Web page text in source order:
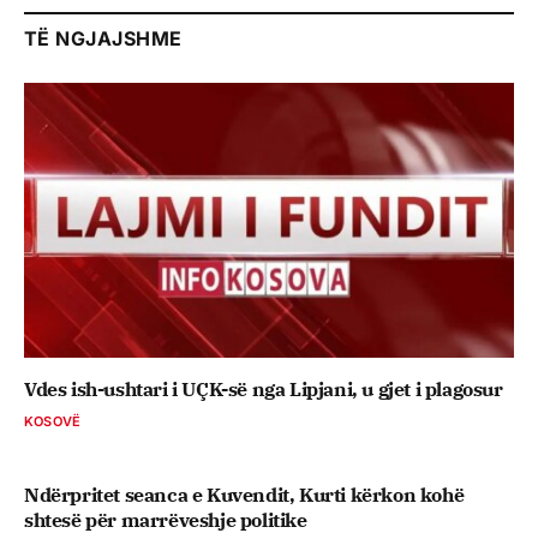
TË NGJAJSHME
Vdes ish-ushtari i UÇK-së nga Lipjani, u gjet i plagosur
KOSOVË
Ndërpritet seanca e Kuvendit, Kurti kërkon kohë
shtesë për marrëveshje politike